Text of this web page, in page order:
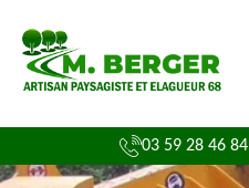
03 59 28 46 84